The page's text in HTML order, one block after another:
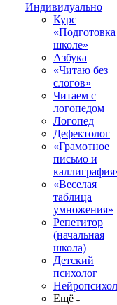
Индивидуально
Курс
школе»
Азбука
«Читаю без
слогов»
Читаем с
логопедом
Логопед
Дефектолог
«Грамотное
письмо и
«Веселая
таблица
умножения»
Репетитор
(начальная
школа)
Детский
психолог
Ещё